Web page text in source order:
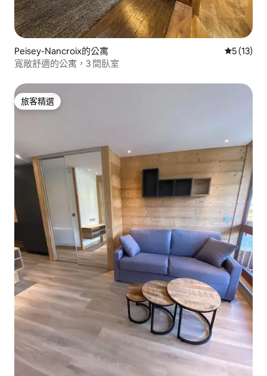
Peisey-Nancroix的公寓 從 13 則
5 (13)
寬敞舒適的公寓，3 間臥室
旅客精選
旅客精選